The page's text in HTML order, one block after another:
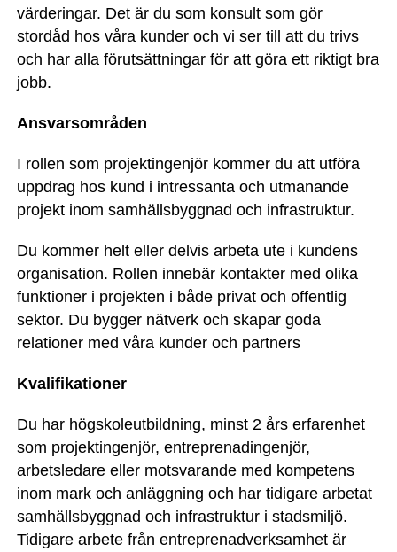
värderingar. Det är du som konsult som gör
stordåd hos våra kunder och vi ser till att du trivs
och har alla förutsättningar för att göra ett riktigt bra
jobb.
Ansvarsområden
I rollen som projektingenjör kommer du att utföra
uppdrag hos kund i intressanta och utmanande
projekt inom samhällsbyggnad och infrastruktur.
Du kommer helt eller delvis arbeta ute i kundens
organisation. Rollen innebär kontakter med olika
funktioner i projekten i både privat och offentlig
sektor. Du bygger nätverk och skapar goda
relationer med våra kunder och partners
Kvalifikationer
Du har högskoleutbildning, minst 2 års erfarenhet
som projektingenjör, entreprenadingenjör,
arbetsledare eller motsvarande med kompetens
inom mark och anläggning och har tidigare arbetat
samhällsbyggnad och infrastruktur i stadsmiljö.
Tidigare arbete från entreprenadverksamhet är